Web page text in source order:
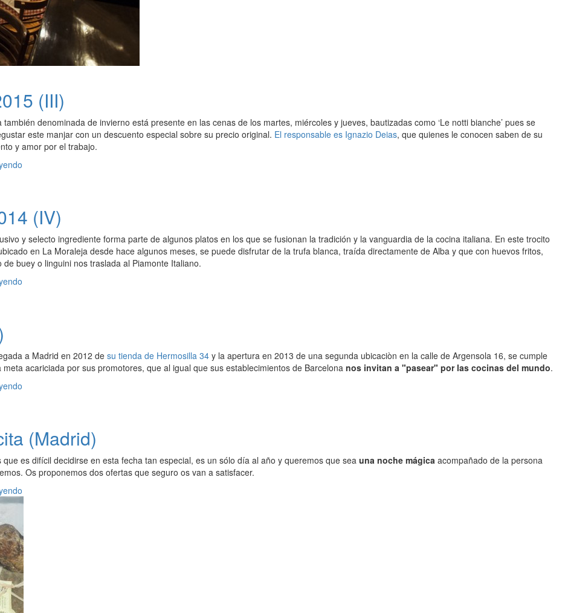
(III)
también denominada de invierno está presente en las cenas de los martes, miércoles y jueves, bautizadas como ‘Le notti bianche’ pues se
este manjar con un descuento especial sobre su precio original. El responsable es Ignazio Deias, que quienes le conocen saben de su
y amor por el trabajo.
(IV)
y selecto ingrediente forma parte de algunos platos en los que se fusionan la tradición y la vanguardia de la cocina italiana. En este trocito
en La Moraleja desde hace algunos meses, se puede disfrutar de la trufa blanca, traída directamente de Alba y que con huevos fritos,
de buey o linguini nos traslada al Piamonte Italiano.
a Madrid en 2012 de su tienda de Hermosilla 34 y la apertura en 2013 de una segunda ubicaciòn en la calle de Argensola 16, se cumple
meta acariciada por sus promotores, que al igual que sus establecimientos de Barcelona nos invitan a "pasear" por las cocinas del mundo.
(Madrid)
que es difícil decidirse en esta fecha tan especial, es un sólo día al año y queremos que sea una noche mágica acompañado de la persona
Os proponemos dos ofertas que seguro os van a satisfacer.